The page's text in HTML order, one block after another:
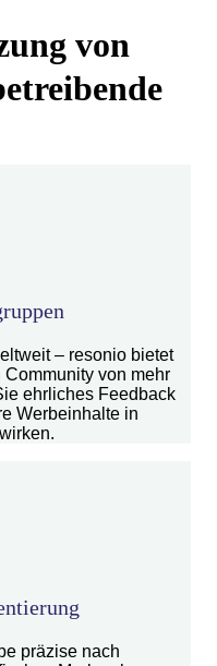
von
– resonio bietet
von mehr
ehrliches Feedback
Werbeinhalte in
präzise nach